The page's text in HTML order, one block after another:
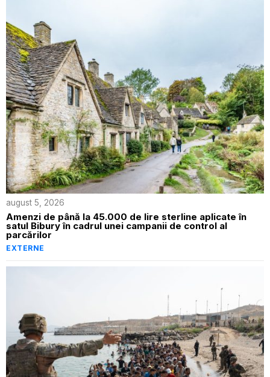
august 5, 2026
Amenzi de până la 45.000 de lire sterline aplicate în
satul Bibury în cadrul unei campanii de control al
parcărilor
EXTERNE